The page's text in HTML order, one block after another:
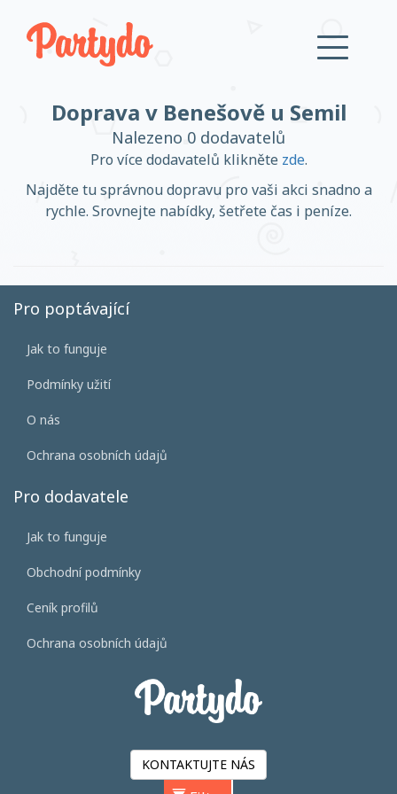
Založit účet
Přihlásit se
Založit účet
Doprava v Benešově u Semil
Nalezeno 0 dodavatelů
Pro více dodavatelů klikněte zde.
Najděte tu správnou dopravu pro vaši akci snadno a
rychle. Srovnejte nabídky, šetřete čas i peníze.
Pro poptávající
Jak to funguje
Podmínky užití
O nás
Ochrana osobních údajů
Pro dodavatele
Jak to funguje
Obchodní podmínky
Ceník profilů
Ochrana osobních údajů
KONTAKTUJTE NÁS